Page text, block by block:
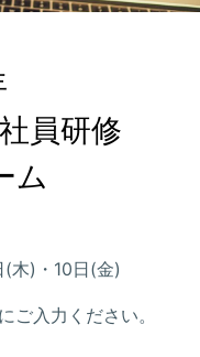
員研修
ム
木)・10日(金)
ご入力ください。